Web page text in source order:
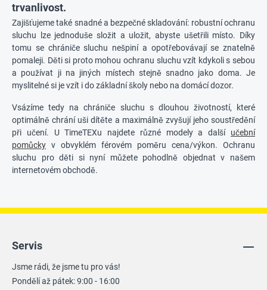
trvanlivost.
Zajišťujeme také snadné a bezpečné skladování: robustní ochranu
sluchu lze jednoduše složit a uložit, abyste ušetřili místo. Díky
tomu se chrániče sluchu nešpiní a opotřebovávají se znatelně
pomaleji. Děti si proto mohou ochranu sluchu vzít kdykoli s sebou
a používat ji na jiných místech stejně snadno jako doma. Je
myslitelné si je vzít i do základní školy nebo na domácí dozor.
Vsázíme tedy na chrániče sluchu s dlouhou životností, které
optimálně chrání uši dítěte a maximálně zvyšují jeho soustředění
při učení. U TimeTEXu najdete různé modely a další učební
pomůcky v obvyklém férovém poměru cena/výkon. Ochranu
sluchu pro děti si nyní můžete pohodlně objednat v našem
internetovém obchodě.
Servis
Jsme rádi, že jsme tu pro vás!
Pondělí až pátek: 9:00 - 16:00